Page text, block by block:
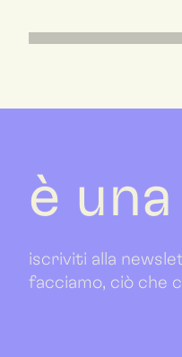
è
iscriviti alla
facciamo, ciò che